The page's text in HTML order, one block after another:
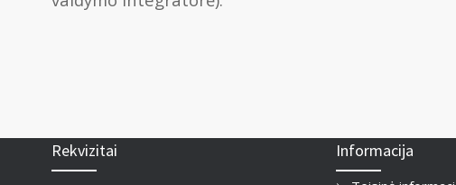
Rekvizitai Informacija